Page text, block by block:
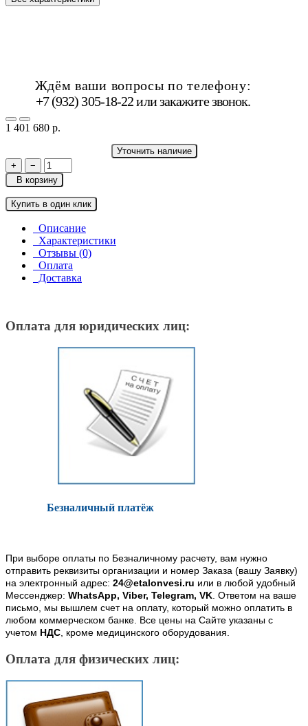
Ждём ваши вопросы по телефону:
+7 (932) 305-18-22 илизакажите звонок.
1 401 680 р.
Уточнить наличие
+
−
В корзину
Купить в один клик
Описание
Характеристики
Отзывы (0)
Оплата
Доставка
Оплата для юридических лиц:
Безналичный платёж
При выборе оплаты по Безналичному расчету, вам нужно
отправить реквизиты организации и номер Заказа (вашу Заявку)
на электронный адрес: 24@etalonvesi.ru или в любой удобный
Мессенджер: WhatsApp, Viber, Telegram, VK. Ответом на ваше
письмо, мы вышлем счет на оплату, который можно оплатить в
любом коммерческом банке. Все цены на Сайте указаны с
учетом НДС, кроме медицинского оборудования.
Оплата для физических лиц: